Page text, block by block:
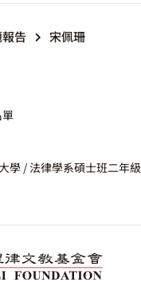
告 宋佩珊
學 / 法律學系碩士班二年級